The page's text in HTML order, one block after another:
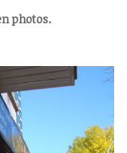
photos.